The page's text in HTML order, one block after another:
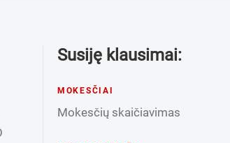
Susiję klausimai:
MOKESČIAI
Mokesčių skaičiavimas